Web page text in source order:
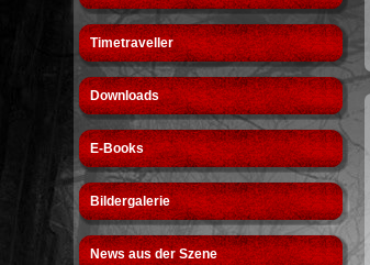
Timetraveller
Downloads
E-Books
Bildergalerie
News aus der Szene